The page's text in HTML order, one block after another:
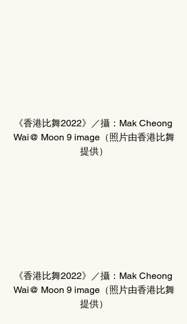
《香港比舞2022》／攝：Mak Cheong
Wai@ Moon 9 image（照片由香港比舞
提供）
《香港比舞2022》／攝：Mak Cheong
Wai@ Moon 9 image（照片由香港比舞
提供）